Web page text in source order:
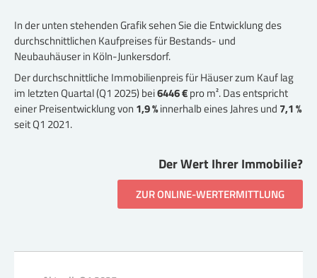
In der unten stehenden Grafik sehen Sie die Entwicklung des
durchschnittlichen Kaufpreises für Bestands- und
Neubauhäuser in Köln-Junkersdorf.
Der durchschnittliche Immobilienpreis für Häuser zum Kauf lag
im letzten Quartal (Q1 2025) bei6446 €pro m². Das entspricht
einer Preisentwicklung von 1,9 %innerhalb eines Jahres und 7,1 %
seit Q1 2021.
Der Wert Ihrer Immobilie?
ZUR ONLINE-WERTERMITTLUNG